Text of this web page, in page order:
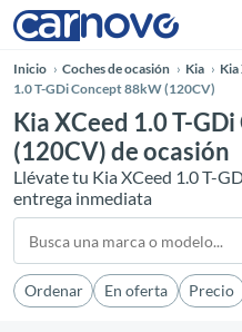
Inicio Coches de ocasión Kia
Kia
1.0 T-GDi Concept 88kW (120CV)
Kia XCeed 1.0 T-
(120CV) de ocasión
Llévate tu Kia XCeed 1.0 T-
entrega inmediata
Ordenar En oferta Precio